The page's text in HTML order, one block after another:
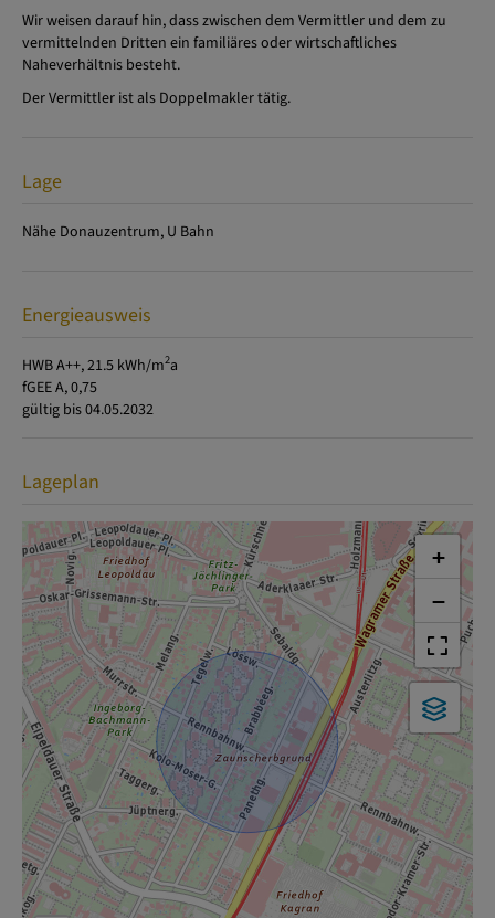
Wir weisen darauf hin, dass zwischen dem Vermittler und dem zu
vermittelnden Dritten ein familiäres oder wirtschaftliches
Naheverhältnis besteht.
Der Vermittler ist als Doppelmakler tätig.
Lage
Nähe Donauzentrum, U Bahn
Energieausweis
HWBA++, 21.5 kWh/m2a
fGEEA, 0,75
gültig bis04.05.2032
Lageplan
+
−